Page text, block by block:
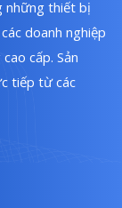
những thiết bị
doanh nghiệp
cấp. Sản
tiếp từ các